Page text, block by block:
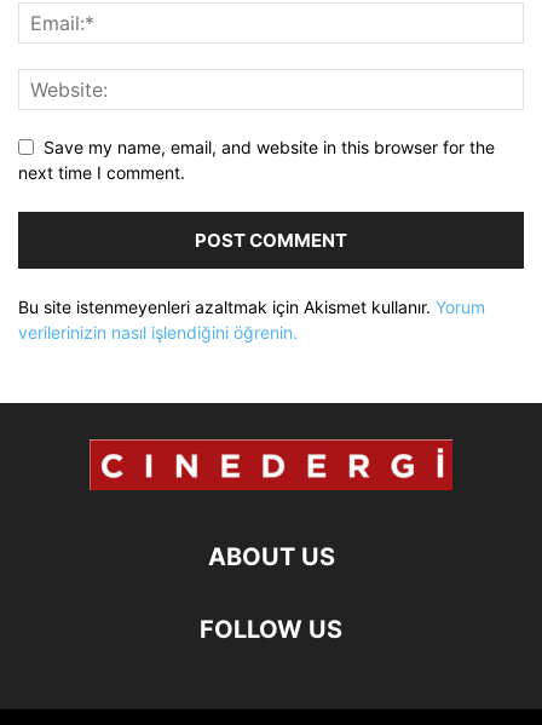
Save my name, email, and website in this browser for the
next time I comment.
Bu site istenmeyenleri azaltmak için Akismet kullanır. Yorum
verilerinizin nasıl işlendiğini öğrenin.
ABOUT US
FOLLOW US